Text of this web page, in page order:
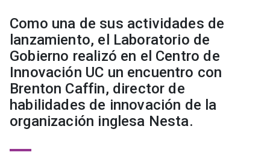
Como una de sus actividades de
lanzamiento, el Laboratorio de
Gobierno realizó en el Centro de
Innovación UC un encuentro con
Brenton Caffin, director de
habilidades de innovación de la
organización inglesa Nesta.